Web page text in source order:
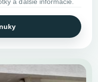
a ďalšie informácie.